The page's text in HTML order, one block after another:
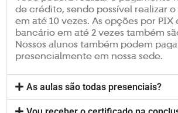
de crédito, sendo possível realizar
em até 10 vezes. As opções por PIX
bancário em até 2 vezes também
Nossos alunos também podem
presencialmente em nossa sede.
As aulas são todas presenciais?